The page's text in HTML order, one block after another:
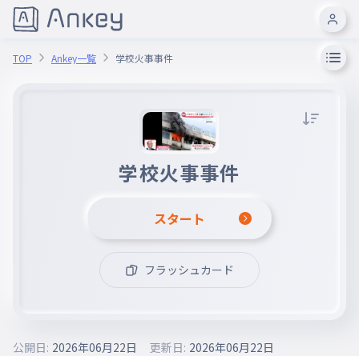
TOP Ankey一覧 学校火事事件
学校火事事件
スタート
フラッシュカード
公開日: 2026年06月22日 更新日: 2026年06月22日